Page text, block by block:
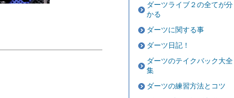
ダーツライブ２の全てが分
かる
ダーツに関する事
ダーツ日記！
ダーツのテイクバック大全
集
ダーツの練習方法とコツ